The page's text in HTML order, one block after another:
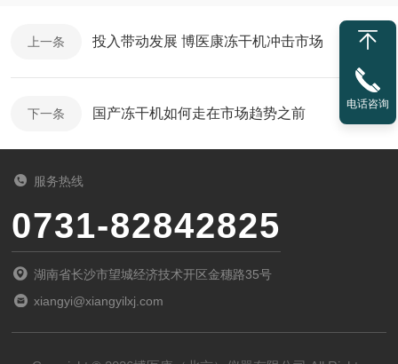
上一条 投入带动发展 博医康冻干机冲击市场
下一条 国产冻干机如何走在市场趋势之前
服务热线
0731-82842825
湖南省长沙市望城经济技术开区金穗路35号
xiangyi@xiangyilxj.com
电话咨询